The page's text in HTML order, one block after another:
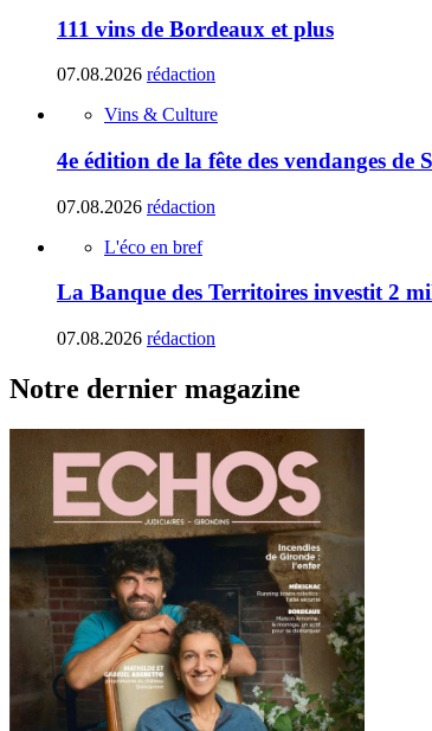
111 vins de Bordeaux et plus
07.08.2026 rédaction
Vins & Culture
4e édition de la fête des vendanges de
07.08.2026 rédaction
L'éco en bref
La Banque des Territoires investit 2
07.08.2026 rédaction
Notre dernier magazine